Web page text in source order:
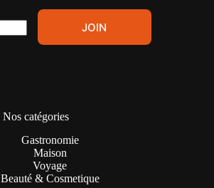
JOIN
Nos catégories
Gastronomie
Maison
Voyage
Beauté & Cosmetique